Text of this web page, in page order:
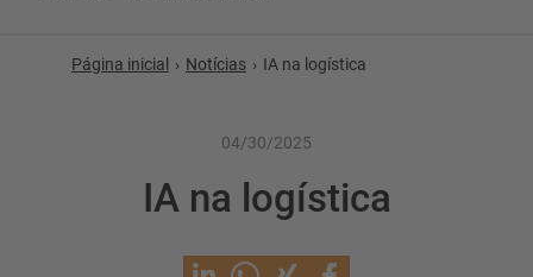
Página inicial Notícias IA na logística
04/30/2025
IA na logística